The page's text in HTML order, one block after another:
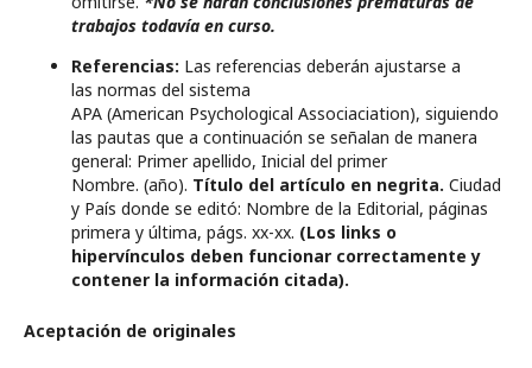
trabajos todavía en curso.
Referencias: Las referencias deberán ajustarse a
las normas del sistema
APA (American Psychological Associaciation), siguiendo
las pautas que a continuación se señalan de manera
general: Primer apellido, Inicial del primer
Nombre. (año). Título del artículo en negrita. Ciudad
y País donde se editó: Nombre de la Editorial, páginas
primera y última, págs. xx-xx. (Los links o
hipervínculos deben funcionar correctamente y
contener la información citada).
Aceptación de originales